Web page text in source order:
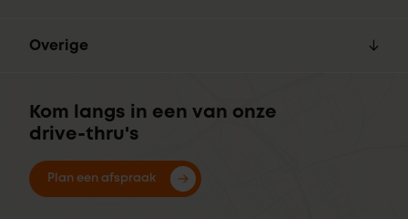
Overige
Kom langs in een van onze
drive-thru's
Plan een afspraak